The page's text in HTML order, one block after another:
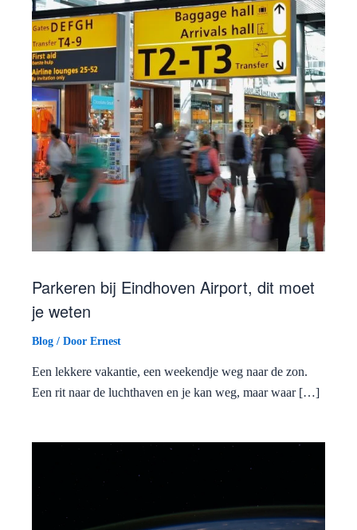
Parkeren bij Eindhoven Airport, dit moet
je weten
Blog / Door Ernest
Een lekkere vakantie, een weekendje weg naar de zon.
Een rit naar de luchthaven en je kan weg, maar waar […]